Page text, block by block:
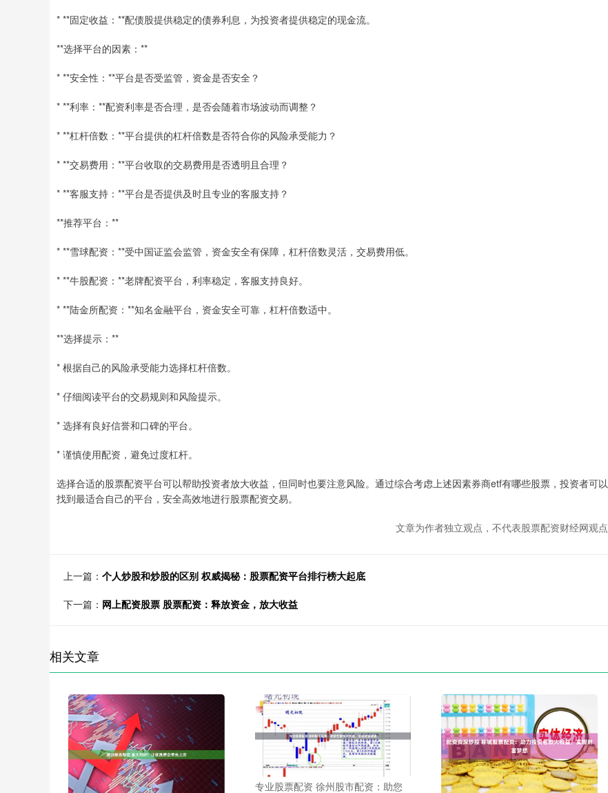
* **固定收益：**配债股提供稳定的债券利息，为投资者提供稳定的现金流。
**选择平台的因素：**
* **安全性：**平台是否受监管，资金是否安全？
* **利率：**配资利率是否合理，是否会随着市场波动而调整？
* **杠杆倍数：**平台提供的杠杆倍数是否符合你的风险承受能力？
* **交易费用：**平台收取的交易费用是否透明且合理？
* **客服支持：**平台是否提供及时且专业的客服支持？
**推荐平台：**
* **雪球配资：**受中国证监会监管，资金安全有保障，杠杆倍数灵活，交易费用低。
* **牛股配资：**老牌配资平台，利率稳定，客服支持良好。
* **陆金所配资：**知名金融平台，资金安全可靠，杠杆倍数适中。
**选择提示：**
* 根据自己的风险承受能力选择杠杆倍数。
* 仔细阅读平台的交易规则和风险提示。
* 选择有良好信誉和口碑的平台。
* 谨慎使用配资，避免过度杠杆。
选择合适的股票配资平台可以帮助投资者放大收益，但同时也要注意风险。通过综合考虑上述因素券商etf有哪些股票，投资者可以
找到最适合自己的平台，安全高效地进行股票配资交易。
文章为作者独立观点，不代表股票配资财经网观点
上一篇： 个人炒股和炒股的区别 权威揭秘：股票配资平台排行榜大起底
下一篇： 网上配资股票 股票配资：释放资金，放大收益
相关文章
专业股票配资 徐州股市配资：助您